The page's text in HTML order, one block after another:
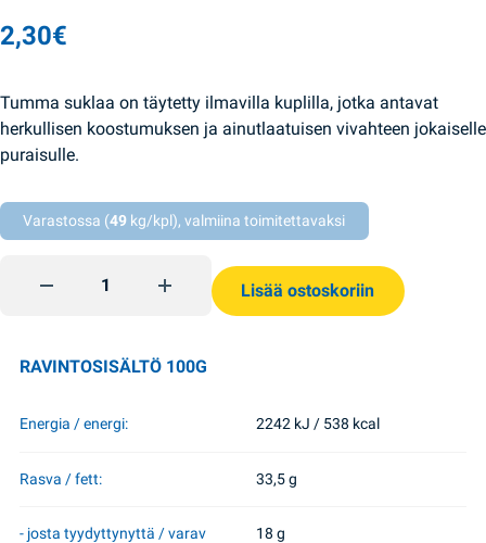
2,30€
Tumma suklaa on täytetty ilmavilla kuplilla, jotka antavat
herkullisen koostumuksen ja ainutlaatuisen vivahteen jokaiselle
puraisulle.
Varastossa (49 kg/kpl), valmiina toimitettavaksi
Bubble suklaalevy (tumma suklaa) 80g Roshen quantity
Lisää ostoskoriin
RAVINTOSISÄLTÖ 100G
Energia / energi: 2242 kJ / 538 kcal
Rasva / fett: 33,5 g
- josta tyydyttynyttä / varav
18 g